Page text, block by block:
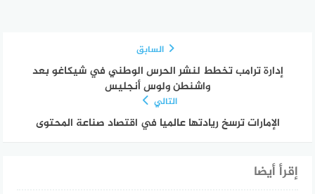
السابق
إدارة ترامب تخطط لنشر الحرس الوطني في شيكاغو بعد
واشنطن ولوس أنجليس
التالي
الإمارات ترسخ ريادتها عالميا في اقتصاد صناعة المحتوى
إقرأ أيضا